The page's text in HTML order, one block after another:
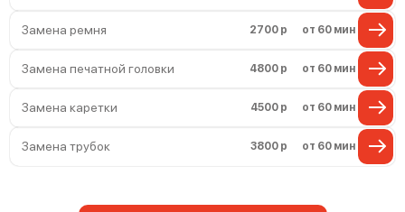
Замена ремня 2700 р от 60 мин
Замена печатной головки 4800 р от 60 мин
Замена каретки 4500 р от 60 мин
Замена трубок 3800 р от 60 мин